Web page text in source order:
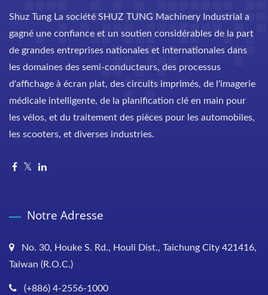
Shuz Tung La société SHUZ TUNG Machinery Industrial a
gagné une confiance et un soutien considérables de la part
de grandes entreprises nationales et internationales dans
les domaines des semi-conducteurs, des processus
d'affichage à écran plat, des circuits imprimés, de l'imagerie
médicale intelligente, de la planification clé en main pour
les vélos, et du traitement des pièces pour les automobiles,
les scooters, et diverses industries.
Notre Adresse
No. 30, Houke S. Rd., Houli Dist., Taichung City 421416,
Taiwan (R.O.C.)
(+886) 4-2556-1000